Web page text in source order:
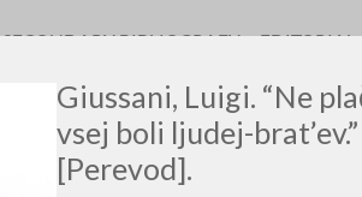
Giussani, Luigi. “Ne
vsej boli ljudej-
[Perevod].
SECONDARY BIBLIOGRAFY EDITORIAL